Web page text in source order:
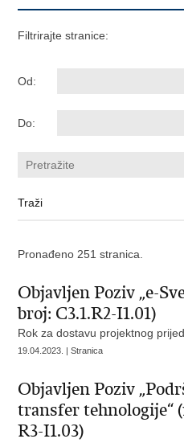
Filtrirajte stranice:
Od:
Do:
Pronađeno 251 stranica.
Objavljen Poziv „e-
broj: C3.1.R2-I1.01)
Rok za dostavu projektnog
19.04.2023. | Stranica
Objavljen Poziv
transfer tehnologije“
R3-I1.03)